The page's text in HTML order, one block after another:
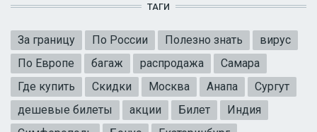
ТАГИ
За границу По России Полезно знать
вирус
По Европе
багаж распродажа
Самара
Где купить
Скидки Москва Анапа
Сургут
дешевые билеты
акции Билет
Индия